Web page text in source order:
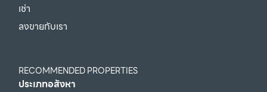
เช่า
ลงขายกับเรา
RECOMMENDED PROPERTIES
ประเภทอสังหา